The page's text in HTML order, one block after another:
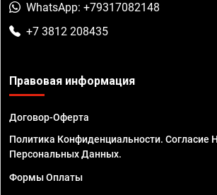
WhatsApp: +79317082148
+7 3812 208435
Правовая информация
Договор-Оферта
Политика Конфиденциальности. Согласие
Персональных Данных.
Формы Оплаты